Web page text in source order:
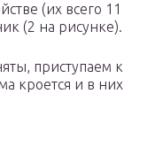
(их всего 11
(2 на рисунке).
приступаем к
кроется и в них